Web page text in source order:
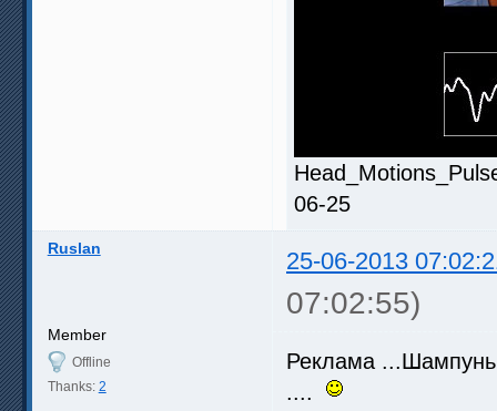
06-25
Ruslan 25-06-2013
07:02:55)
Member
Offline
Thanks: 2
Реклама
....